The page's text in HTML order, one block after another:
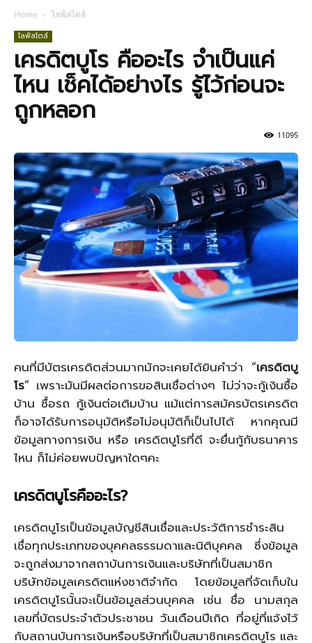
Home ไลฟ์สไตล์
ไลฟ์สไตล์
เครดิตบูโร คืออะไร จำเป็นแค่
ไหน เช็คได้อย่างไร รู้ไว้ก่อนจะ
ถูกหลอก
11095
คนที่มีบัตรเครดิตส่วนมากมักจะเคยได้ยินคำว่า “เครดิตบู
โร” เพราะมันมีผลต่อการขอสินเชื่อต่างๆ ไม่ว่าจะกู้เงินซื้อ
บ้าน ซื้อรถ กู้เงินต่อเติมบ้าน แม้แต่การสมัครบัตรเครดิต
ก็อาจได้รับการอนุมัติหรือไม่อนุมัติก็เป็นไปได้ หากคุณมี
ข้อมูลทางการเงิน หรือ เครดิตบูโรที่ดี จะยื่นกู้กับธนาคาร
ไหน ก็ไม่ค่อยพบปัญหาใดๆคะ
เครดิตบูโรคืออะไร?
เครดิตบูโรเป็นข้อมูลบัญชีสินเชื่อและประวัติการชำระสิน
เชื่อทุกประเภทของบุคคลธรรมดาและนิติบุคคล ซึ่งข้อมูล
จะถูกส่งมาจากสถาบันการเงินและบริษัทที่เป็นสมาชิก
บริษัทข้อมูลเครดิตแห่งชาติจำกัด โดยข้อมูลที่จัดเก็บใน
เครดิตบูโรนั้นจะเป็นข้อมูลส่วนบุคคล เช่น ชื่อ นามสกุล
เลขที่บัตรประจำตัวประชาชน วันเดือนปีเกิด ที่อยู่ที่แจ้งไว้
กับสถานบันการเงินหรือบริษัทที่เป็นสมาชิกเครดิตบูโร และ